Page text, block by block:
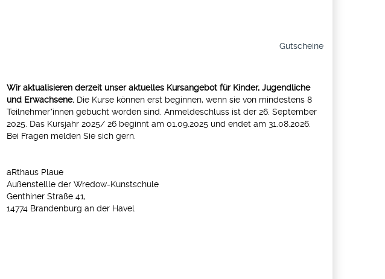
Gutscheine
Wir aktualisieren derzeit unser aktuelles Kursangebot für Kinder, Jugendliche
und Erwachsene. Die Kurse können erst beginnen, wenn sie von mindestens 8
Teilnehmer*innen gebucht worden sind. Anmeldeschluss ist der 26. September
2025. Das Kursjahr 2025/ 26 beginnt am 01.09.2025 und endet am 31.08.2026.
Bei Fragen melden Sie sich gern.
aRthaus Plaue
Außenstellle der Wredow-Kunstschule
Genthiner Straße 41,
14774 Brandenburg an der Havel